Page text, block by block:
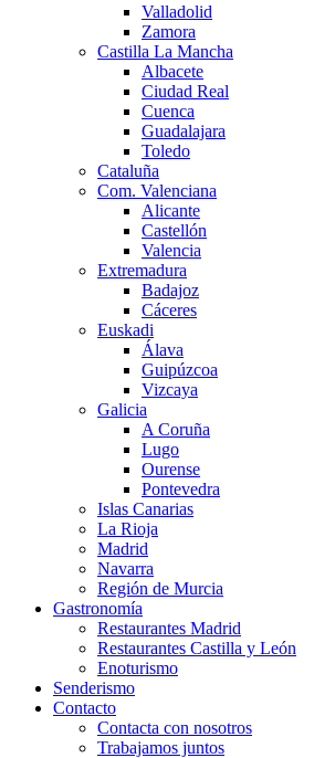
Valladolid
Zamora
Castilla La Mancha
Albacete
Ciudad Real
Cuenca
Guadalajara
Toledo
Cataluña
Com. Valenciana
Alicante
Castellón
Valencia
Extremadura
Badajoz
Cáceres
Euskadi
Álava
Guipúzcoa
Vizcaya
Galicia
A Coruña
Lugo
Ourense
Pontevedra
Islas Canarias
La Rioja
Madrid
Navarra
Región de Murcia
Gastronomía
Restaurantes Madrid
Restaurantes Castilla y León
Enoturismo
Senderismo
Contacto
Contacta con nosotros
Trabajamos juntos